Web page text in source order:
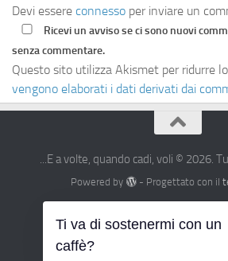
Devi essere connesso per inviare un
Ricevi un avviso se ci sono nuovi
senza commentare.
Questo sito utilizza Akismet per ridurre
vengono elaborati i dati derivati dai
...E a volte, quando cadi, voli © 2026.
Powered by - Progettato con il
Ti va di sostenermi con un
caffè?